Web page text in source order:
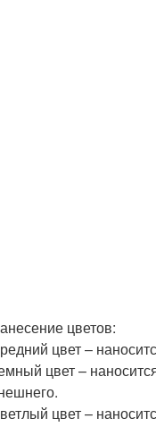
цветов:
цвет –
цвет –
цвет –